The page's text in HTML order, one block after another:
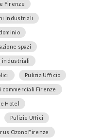
Firenze
Industriali
spazi
industriali
Pulizia Ufficio
commerciali Firenze
Hotel
Pulizie Uffici
Ozono Firenze